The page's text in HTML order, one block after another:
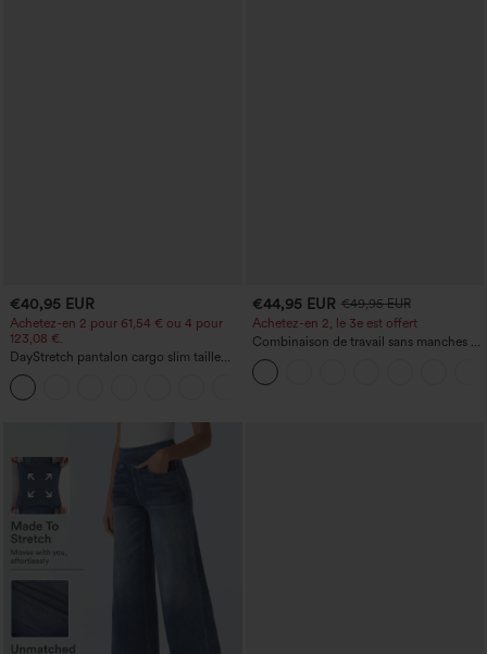
€40,95 EUR
Achetez-en 2 pour 61,54 € ou 4 pour
123,08 €.
DayStretch pantalon cargo slim taille
haute, poches zippées, uni
€44,95 EUR €49,95 EUR
Achetez-en 2, le 3e est offert
Combinaison de travail sans manches à
encolure bateau, côtés noués, toucher
frais, rayée, avec poches — Édition Easy
Peezy